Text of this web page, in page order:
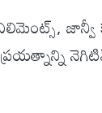
జాన్వీ
నెగిటివ్